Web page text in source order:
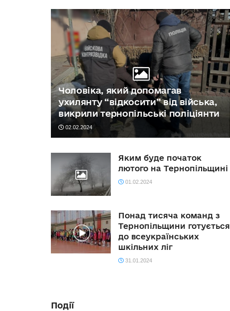
Чоловіка, який допомагав
ухилянту “відкосити” від війська,
викрили тернопільські поліціянти
02.02.2024
Яким буде початок
лютого на Тернопільщині
01.02.2024
Понад тисяча команд з
Тернопільщини готується
до всеукраїнських
шкільних ліг
31.01.2024
Події